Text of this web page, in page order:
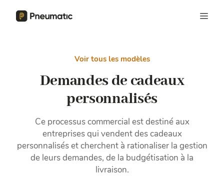
Voir tous les modèles
Demandes de cadeaux
personnalisés
Ce processus commercial est destiné aux
entreprises qui vendent des cadeaux
personnalisés et cherchent à rationaliser la gestion
de leurs demandes, de la budgétisation à la
livraison.